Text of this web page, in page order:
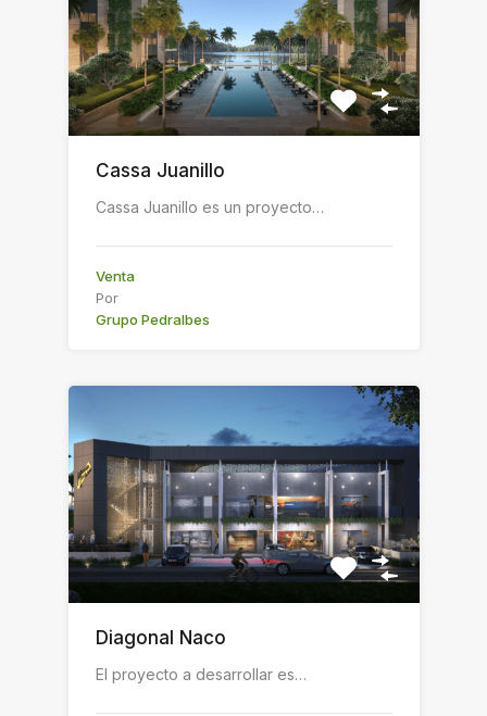
Cassa Juanillo
Cassa Juanillo es un proyecto…
Venta
Por
Grupo Pedralbes
Diagonal Naco
El proyecto a desarrollar es…